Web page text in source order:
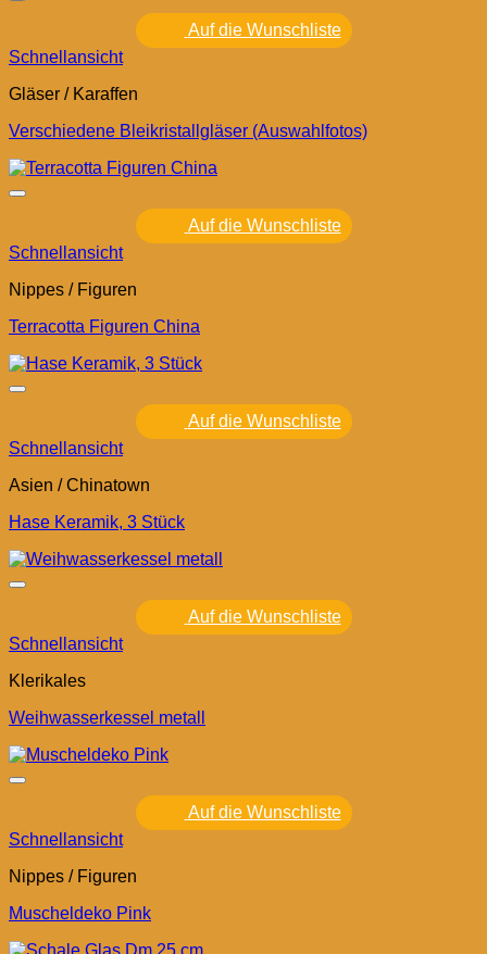
Auf die Wunschliste
Schnellansicht
Gläser / Karaffen
Verschiedene Bleikristallgläser (Auswahlfotos)
Auf die Wunschliste
Schnellansicht
Nippes / Figuren
Terracotta Figuren China
Auf die Wunschliste
Schnellansicht
Asien / Chinatown
Hase Keramik, 3 Stück
Auf die Wunschliste
Schnellansicht
Klerikales
Weihwasserkessel metall
Auf die Wunschliste
Schnellansicht
Nippes / Figuren
Muscheldeko Pink